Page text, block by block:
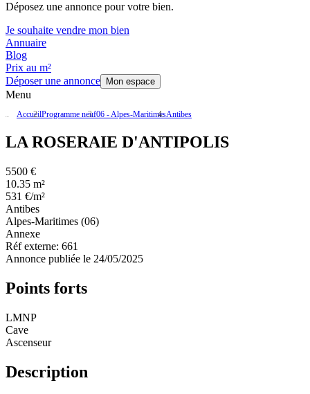
Déposez une annonce pour votre bien.
Je souhaite vendre mon bien
Annuaire
Blog
Prix au m²
Déposer une annonce
Mon espace
Menu
AccueilProgramme neuf06 - Alpes-MaritimesAntibes
LA ROSERAIE D'ANTIPOLIS
5500 €
10.35 m²
531 €/m²
Antibes
Alpes-Maritimes (06)
Annexe
Réf externe: 661
Annonce publiée le 24/05/2025
Points forts
LMNP
Cave
Ascenseur
Description